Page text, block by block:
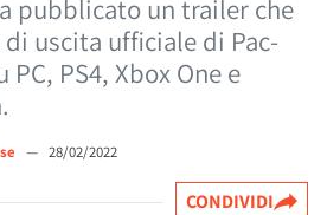
pubblicato un trailer che
uscita ufficiale di Pac-
PC, PS4, Xbox One e
— 28/02/2022
CONDIVIDI